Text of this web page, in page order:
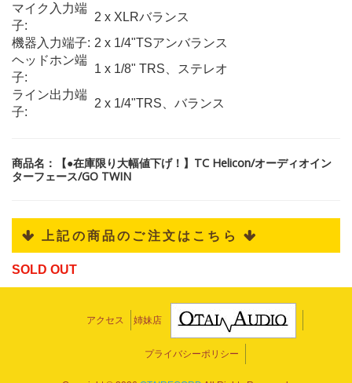
マイク入力端
子:
2 x XLRバランス
機器入力端子: 2 x 1/4"TSアンバランス
ヘッドホン端
子:
1 x 1/8" TRS、ステレオ
ライン出力端
子:
2 x 1/4"TRS、バランス
商品名：【●在庫限り大幅値下げ！】TC Helicon/オーディオイン
ターフェース/GO TWIN
 上記の商品のご注文はこちら 
SOLD OUT
アクセス 姉妹店
プライバシーポリシー